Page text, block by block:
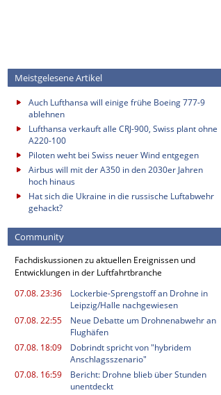
Meistgelesene Artikel
Auch Lufthansa will einige frühe Boeing 777-9
ablehnen
Lufthansa verkauft alle CRJ-900, Swiss plant ohne
A220-100
Piloten weht bei Swiss neuer Wind entgegen
Airbus will mit der A350 in den 2030er Jahren
hoch hinaus
Hat sich die Ukraine in die russische Luftabwehr
gehackt?
Community
Fachdiskussionen zu aktuellen Ereignissen und
Entwicklungen in der Luftfahrtbranche
07.08. 23:36
Lockerbie-Sprengstoff an Drohne in
Leipzig/Halle nachgewiesen
07.08. 22:55
Neue Debatte um Drohnenabwehr an
Flughäfen
07.08. 18:09
Dobrindt spricht von "hybridem
Anschlagsszenario"
07.08. 16:59
Bericht: Drohne blieb über Stunden
unentdeckt